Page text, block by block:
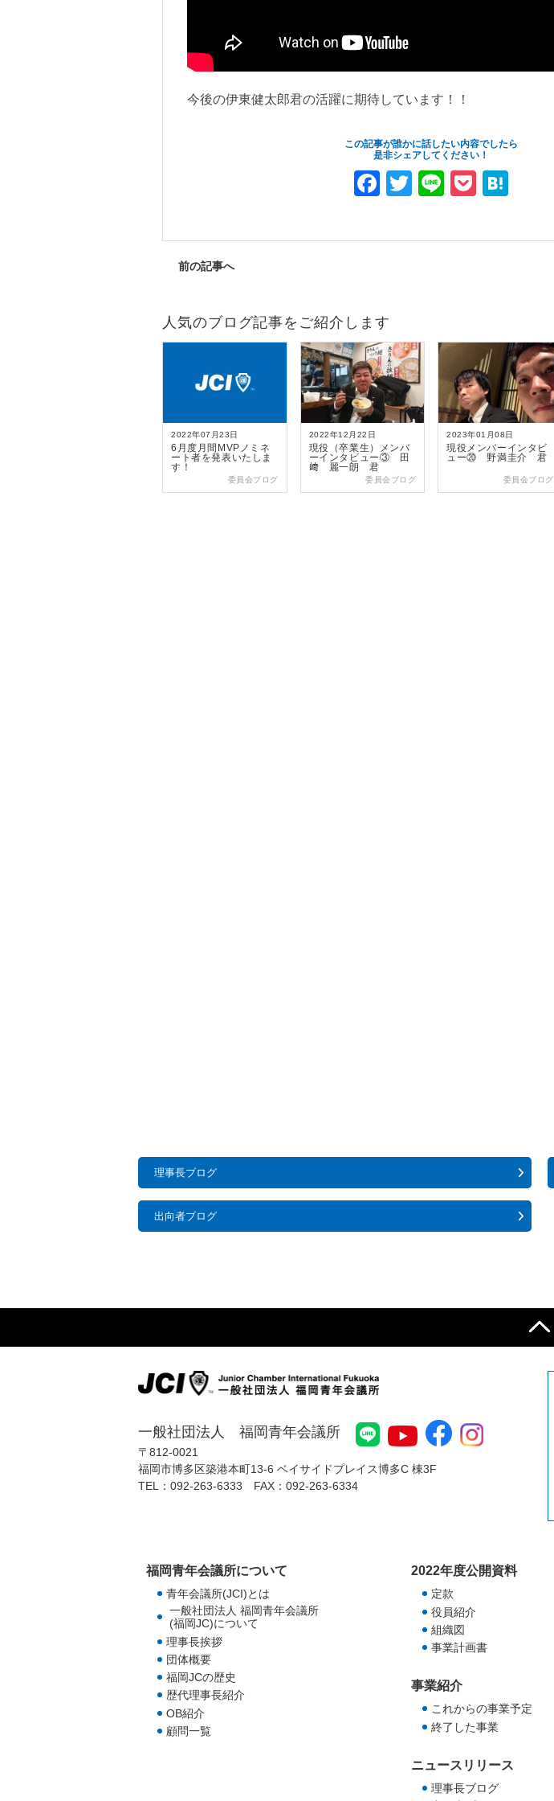
今後の伊東健太郎君の活躍に期待しています！！
この記事が誰かに話したい内容でしたら
是非シェアしてください！
F
c
o
o
k
T
tt
Li
e
P
ck e
前の記事へ
人気のブログ記事をご紹介します
2022年07月23日
6月度月間MVPノミネ
ート者を発表いたしま
す！
委員会ブログ
2022年12月22日
現役（卒業生）メンバ
ーインタビュー③ 田
﨑 麗一朗 君
委員会ブログ
2023年01月08日
現役メンバーインタビ
ュー⑳ 野満圭介 君
委員会ブログ
理事長ブログ
出向者ブログ
一般社団法人 福岡青年会議所
〒812-0021
福岡市博多区築港本町13-6 ベイサイドプレイス博多C 棟3F
TEL： 092-263-6333 FAX： 092-263-6334
福岡青年会議所について
青年会議所(JCI)とは
一般社団法人 福岡青年会議所
(福岡JC)について
理事長挨拶
団体概要
福岡JCの歴史
歴代理事長紹介
OB紹介
顧問一覧
2022年度公開資料
定款
役員紹介
組織図
事業計画書
事業紹介
これからの事業予定
終了した事業
ニュースリリース
理事長ブログ